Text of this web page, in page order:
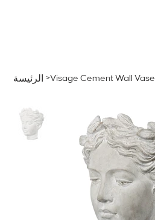
الرئيسة >Visage Cement Wall Vase